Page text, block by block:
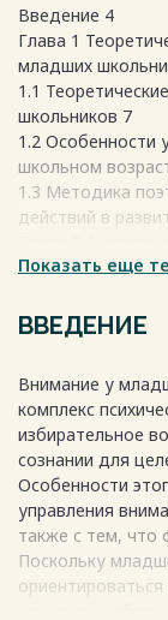
Введение 4
Глава 1
младших
1.1
школьников 7
1.2 Особенности
школьном
1.3 Методика
действий в
тренировки
средство
2.2 Типичные
2.3
"внимательное
Глава 3
3.1
внимательного
3.2 Разработка
3.3
ребёнка дома 24
3.4
Показать еще
ВВЕДЕНИЕ
Внимание у
комплекс
избирательное
сознании для
Особенности
управления
также с тем, что
Поскольку